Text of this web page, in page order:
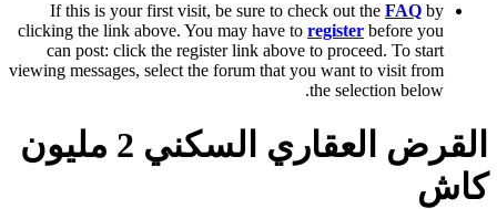
If this is your first visit, be sure to check out the FAQ by
clicking the link above. You may have to register before you
can post: click the register link above to proceed. To start
viewing messages, select the forum that you want to visit from
the selection below.
القرض العقاري السكني 2 مليون
كاش